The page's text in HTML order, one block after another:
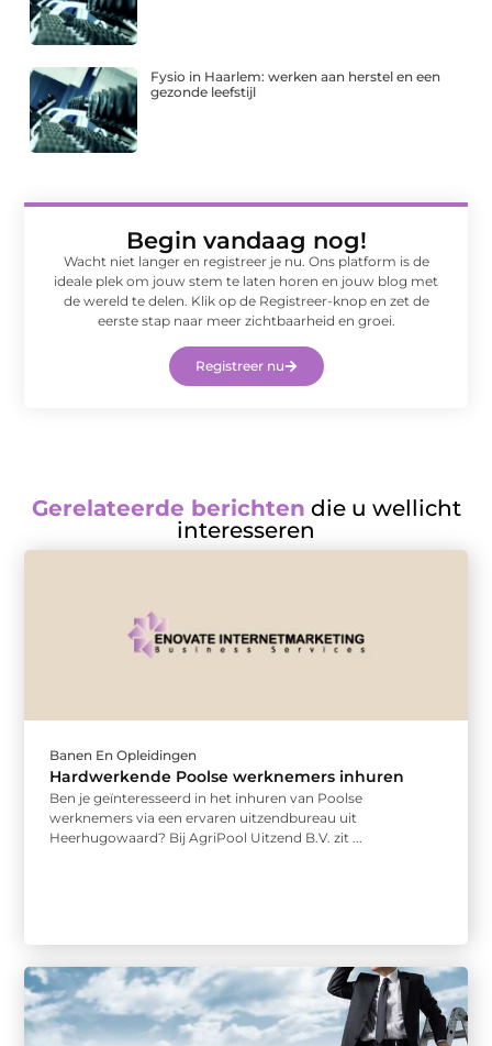
Fysio in Haarlem: werken aan herstel en een
gezonde leefstijl
Begin vandaag nog!
Wacht niet langer en registreer je nu. Ons platform is de
ideale plek om jouw stem te laten horen en jouw blog met
de wereld te delen. Klik op de Registreer-knop en zet de
eerste stap naar meer zichtbaarheid en groei.
Registreer nu
Gerelateerde berichten die u wellicht
interesseren
Banen En Opleidingen
Hardwerkende Poolse werknemers inhuren
Ben je geïnteresseerd in het inhuren van Poolse
werknemers via een ervaren uitzendbureau uit
Heerhugowaard? Bij AgriPool Uitzend B.V. zit ...